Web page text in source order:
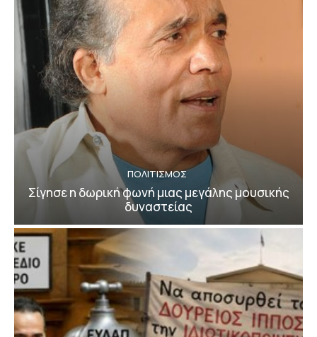
ΠΟΛΙΤΙΣΜΟΣ
Σίγησε η δωρική φωνή μιας μεγάλης μουσικής
δυναστείας